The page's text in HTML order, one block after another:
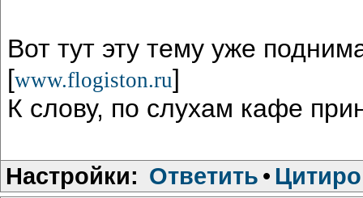
Вот тут эту тему уже
[www.flogiston.ru]
К слову, по слухам кафе
Настройки: Ответить •